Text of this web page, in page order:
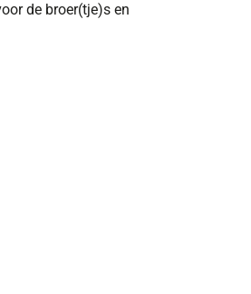
de broer(tje)s en